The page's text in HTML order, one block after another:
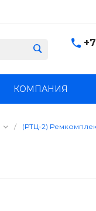
КОМПАНИЯ
/ (РТЦ-2)